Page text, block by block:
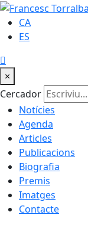
CA
ES
×
Cercador
Notícies
Agenda
Articles
Publicacions
Biografia
Premis
Imatges
Contacte